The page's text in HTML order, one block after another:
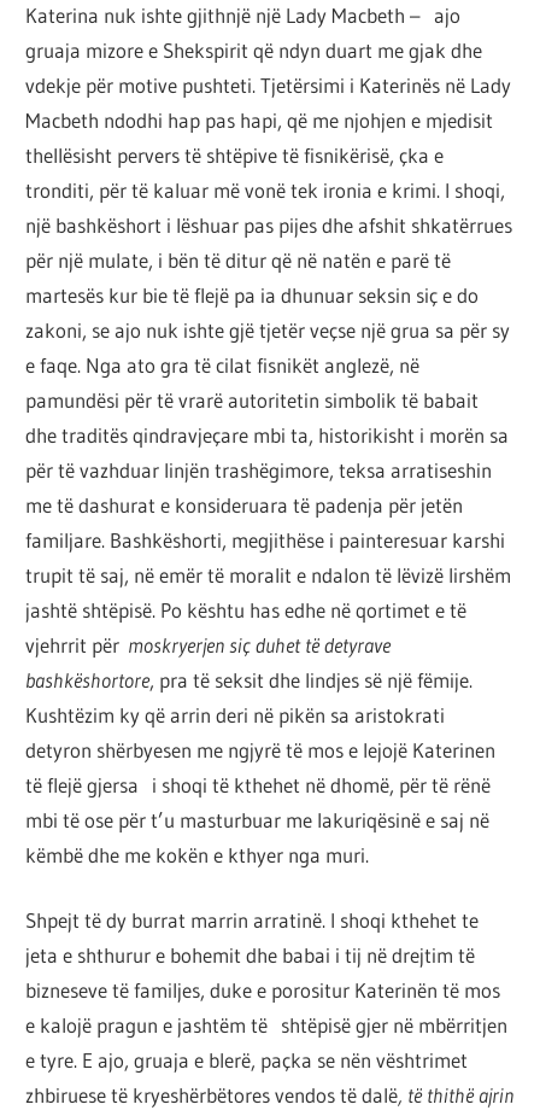
Katerina nuk ishte gjithnjë një Lady Macbeth – ajo
gruaja mizore e Shekspirit që ndyn duart me gjak dhe
vdekje për motive pushteti. Tjetërsimi i Katerinës në Lady
Macbeth ndodhi hap pas hapi, që me njohjen e mjedisit
thellësisht pervers të shtëpive të fisnikërisë, çka e
tronditi, për të kaluar më vonë tek ironia e krimi. I shoqi,
një bashkëshort i lëshuar pas pijes dhe afshit shkatërrues
për një mulate, i bën të ditur që në natën e parë të
martesës kur bie të flejë pa ia dhunuar seksin siç e do
zakoni, se ajo nuk ishte gjë tjetër veçse një grua sa për sy
e faqe. Nga ato gra të cilat fisnikët anglezë, në
pamundësi për të vrarë autoritetin simbolik të babait
dhe traditës qindravjeçare mbi ta, historikisht i morën sa
për të vazhduar linjën trashëgimore, teksa arratiseshin
me të dashurat e konsideruara të padenja për jetën
familjare. Bashkëshorti, megjithëse i painteresuar karshi
trupit të saj, në emër të moralit e ndalon të lëvizë lirshëm
jashtë shtëpisë. Po kështu has edhe në qortimet e të
vjehrrit për moskryerjen siç duhet të detyrave
bashkëshortore, pra të seksit dhe lindjes së një fëmije.
Kushtëzim ky që arrin deri në pikën sa aristokrati
detyron shërbyesen me ngjyrë të mos e lejojë Katerinen
të flejë gjersa i shoqi të kthehet në dhomë, për të rënë
mbi të ose për t’u masturbuar me lakuriqësinë e saj në
këmbë dhe me kokën e kthyer nga muri.
Shpejt të dy burrat marrin arratinë. I shoqi kthehet te
jeta e shthurur e bohemit dhe babai i tij në drejtim të
bizneseve të familjes, duke e porositur Katerinën të mos
e kalojë pragun e jashtëm të shtëpisë gjer në mbërritjen
e tyre. E ajo, gruaja e blerë, paçka se nën vështrimet
zhbiruese të kryeshërbëtores vendos të dalë, të thithë ajrin